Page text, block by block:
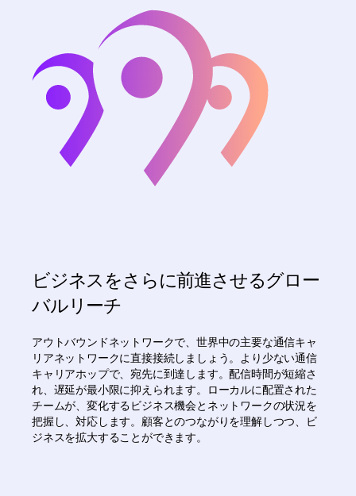
ビジネスをさらに前進させるグロー
バルリーチ
アウトバウンドネットワークで、世界中の主要な通信キャ
リアネットワークに直接接続しましょう。より少ない通信
キャリアホップで、宛先に到達します。配信時間が短縮さ
れ、遅延が最小限に抑えられます。ローカルに配置された
チームが、変化するビジネス機会とネットワークの状況を
把握し、対応します。顧客とのつながりを理解しつつ、ビ
ジネスを拡大することができます。